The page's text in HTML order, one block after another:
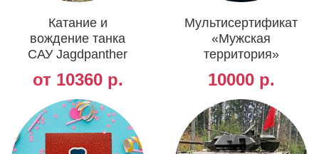
Катание и
вождение танка
САУ Jagdpanther
от 10360 р.
Мультисертификат
«Мужская
территория»
10000 р.